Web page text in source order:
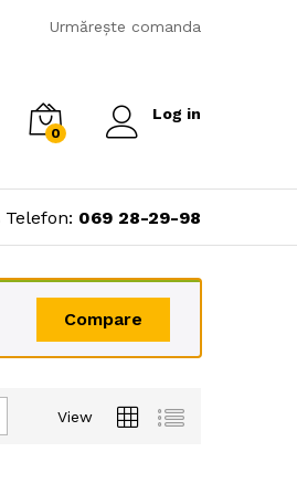
Urmărește comanda
0
Log in
Telefon: 069 28-29-98
Compare
View